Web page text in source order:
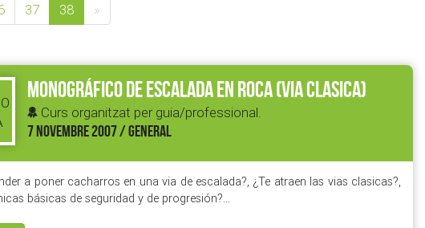
37 38 »
MONOGRÁFICO DE ESCALADA EN ROCA (VIA CLASICA)
Curs organitzat per guia/professional.
7 NOVEMBRE 2007 / GENERAL
a poner cacharros en una via de escalada?, ¿Te atraen las vias clasicas?,
básicas de seguridad y de progresión?…